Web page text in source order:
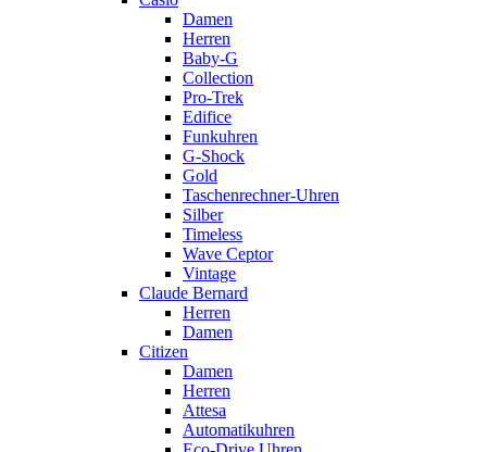
Damen
Herren
Baby-G
Collection
Pro-Trek
Edifice
Funkuhren
G-Shock
Gold
Taschenrechner-Uhren
Silber
Timeless
Wave Ceptor
Vintage
Claude Bernard
Herren
Damen
Citizen
Damen
Herren
Attesa
Automatikuhren